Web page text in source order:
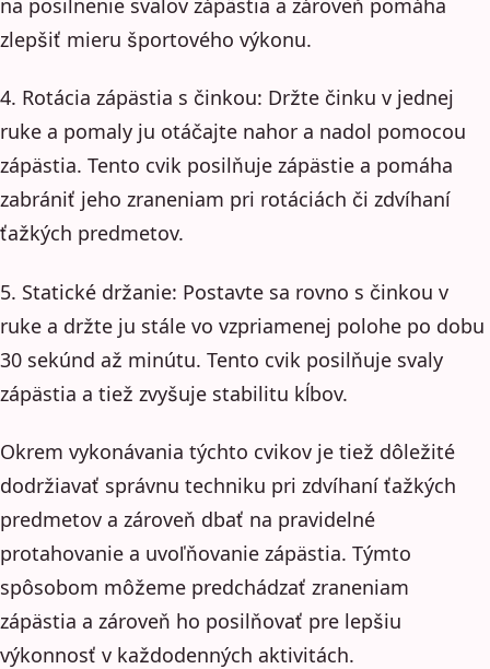
zlepšiť mieru športového výkonu.
4. Rotácia zápästia s činkou: Držte činku v jednej
ruke a pomaly ju otáčajte nahor a nadol pomocou
zápästia. Tento cvik posilňuje zápästie a pomáha
zabrániť jeho zraneniam pri rotáciách či zdvíhaní
ťažkých predmetov.
5. Statické držanie: Postavte sa rovno s činkou v
ruke a držte ju stále vo vzpriamenej polohe po dobu
30 sekúnd až minútu. Tento cvik posilňuje svaly
zápästia a tiež zvyšuje stabilitu kĺbov.
Okrem vykonávania týchto cvikov je tiež dôležité
dodržiavať správnu techniku pri zdvíhaní ťažkých
predmetov a zároveň dbať na pravidelné
protahovanie a uvoľňovanie zápästia. Týmto
spôsobom môžeme predchádzať zraneniam
zápästia a zároveň ho posilňovať pre lepšiu
výkonnosť v každodenných aktivitách.